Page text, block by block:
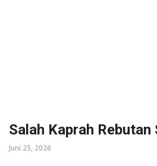
Salah Kaprah Rebutan
Juni 25, 2026